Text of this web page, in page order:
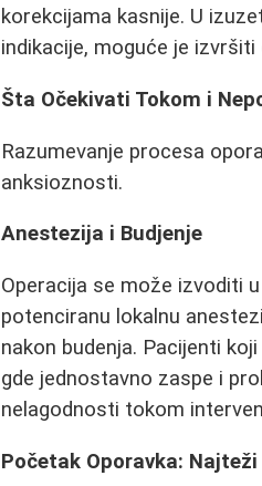
korekcijama kasnije. U
indikacije, moguće je
Šta Očekivati Tokom i
Razumevanje procesa
anksioznosti.
Anestezija i Budjenje
Operacija se može izvoditi
potenciranu lokalnu
nakon budenja. Pacijenti
gde jednostavno zaspe i
nelagodnosti tokom
Početak Oporavka: